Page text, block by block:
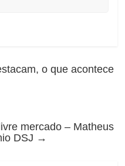
o que acontece
mercado – Matheus
DSJ →